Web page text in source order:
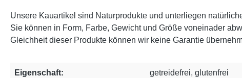
Unsere Kauartikel sind Naturprodukte und unterliegen
Sie können in Form, Farbe, Gewicht und Größe voneinader
Gleichheit dieser Produkte können wir keine Garantie
Eigenschaft: getreidefrei, glutenfrei